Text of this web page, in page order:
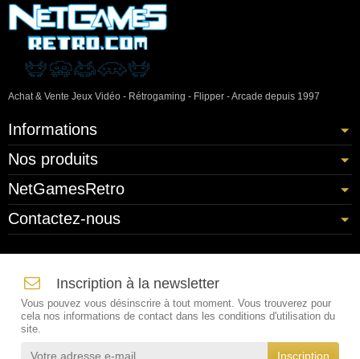
Achat & Vente Jeux Vidéo - Rétrogaming - Flipper - Arcade depuis 1997
Informations
Nos produits
NetGamesRetro
Contactez-nous
Inscription à la newsletter
Vous pouvez vous désinscrire à tout moment. Vous trouverez pour
cela nos informations de contact dans les conditions d'utilisation du
site.